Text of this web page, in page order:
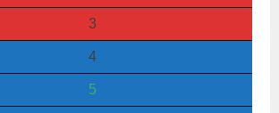
3
4
5